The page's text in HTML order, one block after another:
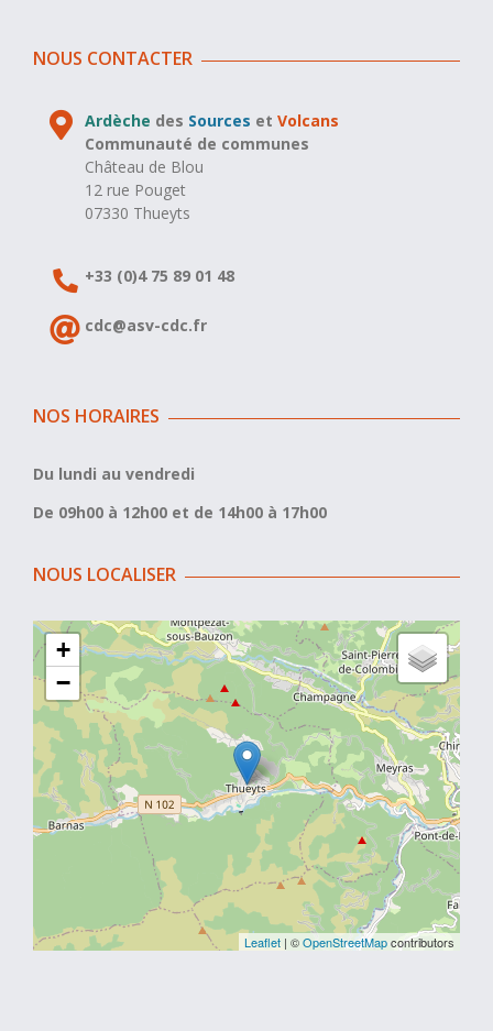
NOUS CONTACTER
Ardèche des Sources etVolcans
Communauté de communes
Château de Blou
12 rue Pouget
07330 Thueyts
+33 (0)4 75 89 01 48
cdc@asv-cdc.fr
NOS HORAIRES
Du lundi au vendredi
De 09h00 à 12h00 et de 14h00 à 17h00
NOUS LOCALISER
+
−
Leaflet | ©OpenStreetMapcontributors